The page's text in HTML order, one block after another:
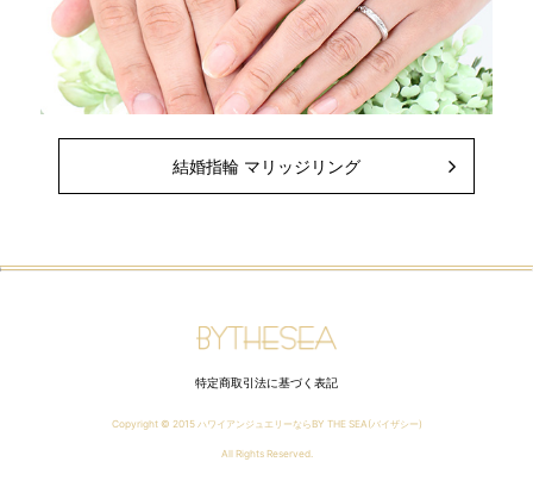
結婚指輪 マリッジリング
特定商取引法に基づく表記
Copyright © 2015 ハワイアンジュエリーならBY THE SEA(バイザシー)
All Rights Reserved.